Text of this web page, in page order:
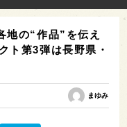
地の“作品”を伝え
第3弾は長野県・
まゆみ